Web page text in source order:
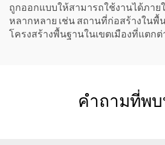
ถูกออกแบบให้สามารถใช้งานได้ภา
หลากหลาย เช่น สถานที่ก่อสร้างในพื้
โครงสร้างพื้นฐานในเขตเมืองที่แตกต่
คำถามที่พบ